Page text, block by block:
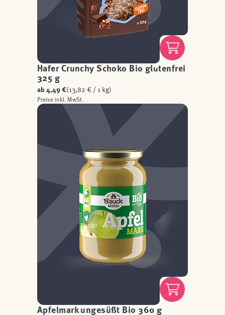
Hafer Crunchy Schoko Bio glutenfrei
325 g
ab4,49 €(13,82 € / 1 kg)
Preise inkl. MwSt.
Apfelmark ungesüßt Bio 360 g